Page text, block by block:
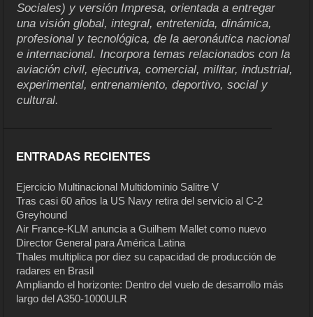
Sociales) y versión Impresa, orientada a entregar
una visión global, integral, entretenida, dinámica,
profesional y tecnológica, de la aeronáutica nacional
e internacional. Incorpora temas relacionados con la
aviación civil, ejecutiva, comercial, militar, industrial,
experimental, entrenamiento, deportivo, social y
cultural.
ENTRADAS RECIENTES
Ejercicio Multinacional Multidominio Salitre V
Tras casi 60 años la US Navy retira del servicio al C-2
Greyhound
Air France-KLM anuncia a Guilhem Mallet como nuevo
Director General para América Latina
Thales multiplica por diez su capacidad de producción de
radares en Brasil
Ampliando el horizonte: Dentro del vuelo de desarrollo más
largo del A350-1000ULR